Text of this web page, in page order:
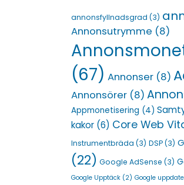
annonsfyllnadsgrad (3)
Annonsutrymme (8)
(67) Annonser (8)
Annonsörer (8)
Appmonetisering (4)
kakor (6) Core Web
Instrumentbräda (3) DSP(3)
(22) Google AdSense (3)
Google Upptäck (2) Google